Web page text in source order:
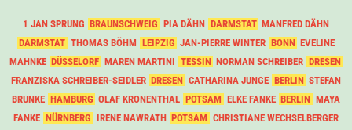
1 JAN SPRUNG BRAUNSCHWEIG PIA DÄHN DARMSTAT MANFRED DÄHN
DARMSTAT THOMAS BÖHM LEIPZIG JAN-PIERRE WINTER BONN EVELINE
MAHNKE DÜSSELORF MAREN MARTINI TESSIN NORMAN SCHREIBER DRESEN
FRANZISKA SCHREIBER-SEIDLER DRESEN CATHARINA JUNGE BERLIN STEFAN
BRUNKE HAMBURG OLAF KRONENTHAL POTSAM ELKE FANKE BERLIN MAYA
FANKE NÜRNBERG IRENE NAWRATH POTSAM CHRISTIANE WECHSELBERGER